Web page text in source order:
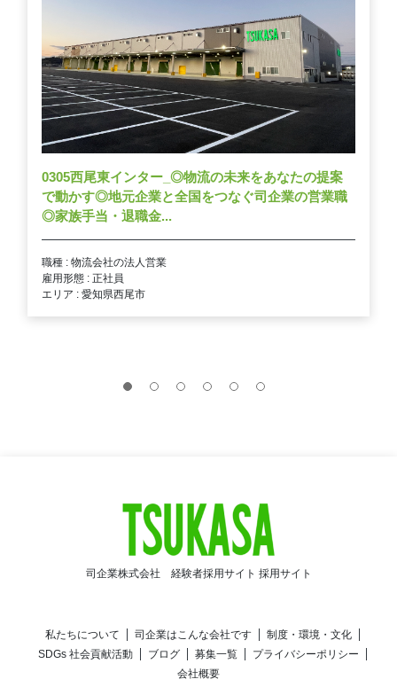
0305西尾東インター_◎物流の未来をあなたの提案
で動かす◎地元企業と全国をつなぐ司企業の営業職
◎家族手当・退職金...
職種 : 物流会社の法人営業
雇用形態 : 正社員
エリア : 愛知県西尾市
司企業株式会社 経験者採用サイト 採用サイト
私たちについて 司企業はこんな会社です
制度・環境・文化
SDGs 社会貢献活動
ブログ 募集一覧
プライバシーポリシー
会社概要